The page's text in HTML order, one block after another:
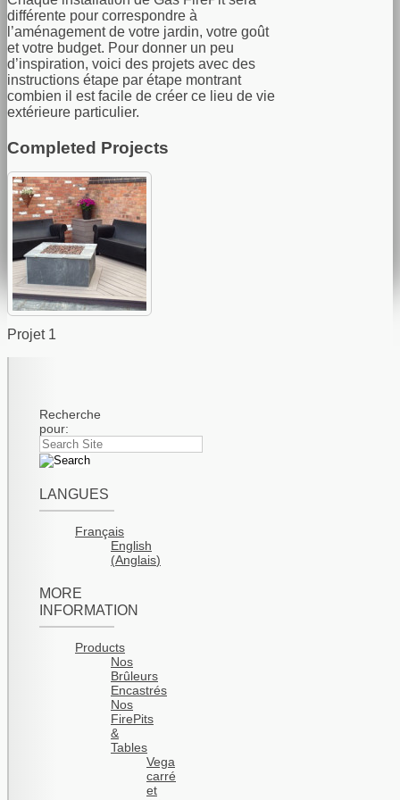
différente pour correspondre à
l’aménagement de votre jardin, votre goût
et votre budget. Pour donner un peu
d’inspiration, voici des projets avec des
instructions étape par étape montrant
combien il est facile de créer ce lieu de vie
extérieure particulier.
Completed Projects
Projet 1
Recherche
pour:
LANGUES
Français
English
(Anglais)
MORE
INFORMATION
Products
Nos
Brûleurs
Encastrés
Nos
FirePits
&
Tables
Vega
carré
et